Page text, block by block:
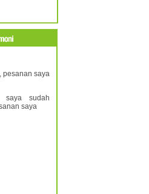
pesanan saya
saya sudah
saya